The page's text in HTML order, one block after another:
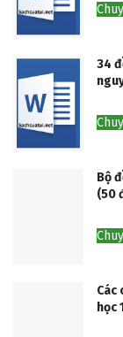
34
Bộ
(50
Các
học